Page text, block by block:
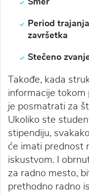
Period
završetka
Stečeno
Takođe, kada
informacije tokom
je posmatrati za
Ukoliko ste
stipendiju,
će imati prednost
iskustvom. I
za radno mesto,
prethodno radno